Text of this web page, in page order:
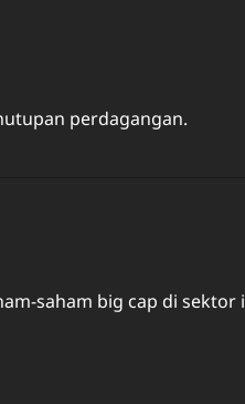
perdagangan.
saham big cap di